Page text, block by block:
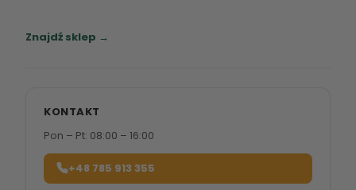
Znajdź sklep →
KONTAKT
Pon – Pt: 08:00 – 16:00
+48 785 913 355